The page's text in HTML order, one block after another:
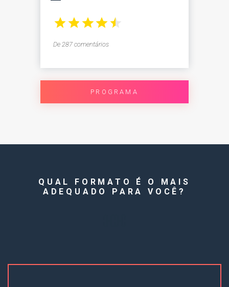
De 287 comentários
PROGRAMA
QUAL FORMATO É O MAIS
ADEQUADO PARA VOCÊ?